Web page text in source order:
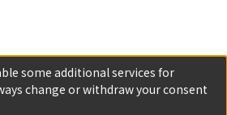
and JAIRO Crawler-List
some additional services for
change or withdraw your consent